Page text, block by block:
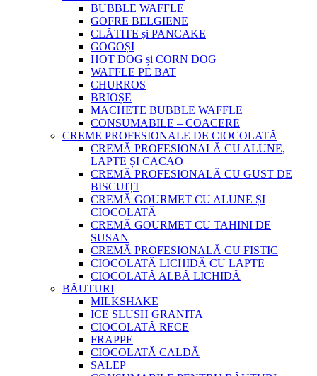
BUBBLE WAFFLE
GOFRE BELGIENE
CLĂTITE și PANCAKE
GOGOȘI
HOT DOG și CORN DOG
WAFFLE PE BAT
CHURROS
BRIOȘE
MACHETE BUBBLE WAFFLE
CONSUMABILE – COACERE
CREME PROFESIONALE DE CIOCOLATĂ
CREMĂ PROFESIONALĂ CU ALUNE,
LAPTE ȘI CACAO
CREMĂ PROFESIONALĂ CU GUST DE
BISCUIȚI
CREMĂ GOURMET CU ALUNE ȘI
CIOCOLATĂ
CREMĂ GOURMET CU TAHINI DE
SUSAN
CREMĂ PROFESIONALĂ CU FISTIC
CIOCOLATĂ LICHIDĂ CU LAPTE
CIOCOLATĂ ALBĂ LICHIDĂ
BĂUTURI
MILKSHAKE
ICE SLUSH GRANITA
CIOCOLATĂ RECE
FRAPPE
CIOCOLATĂ CALDĂ
SALEP